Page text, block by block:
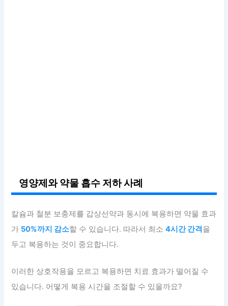
영양제와 약물 흡수 저하 사례
칼슘과 철분 보충제를 갑상선약과 동시에 복용하면 약물 효과
가 50%까지 감소할 수 있습니다. 따라서 최소4시간 간격을
두고 복용하는 것이 중요합니다.
이러한 상호작용을 모르고 복용하면 치료 효과가 떨어질 수
있습니다. 어떻게 복용 시간을 조절할 수 있을까요?